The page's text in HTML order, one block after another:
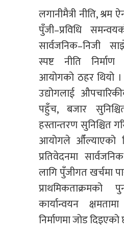
लगानीमैत्री नीति,
पुँजी–प्रविधि
सार्वजनिक–निजी
स्पष्ट नीति
आयोगको ठहर थियो
उद्योगलाई
पहुँच, बजार
हस्तान्तरण सुनिश्चित
आयोगले औँल्याएको
प्रतिवेदनमा
लागि पुँजीगत खर्चमा
प्राथमिकताक्रमको
कार्यान्वयन
निर्माणमा जोड दिइएको